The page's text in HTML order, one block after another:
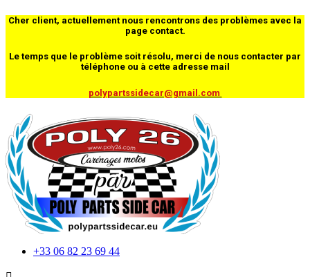
Cher client, actuellement nous rencontrons des problèmes avec la
page contact.
Le temps que le problème soit résolu, merci de nous contacter par
téléphone ou à cette adresse mail
polypartssidecar@gmail.com
+33 06 82 23 69 44